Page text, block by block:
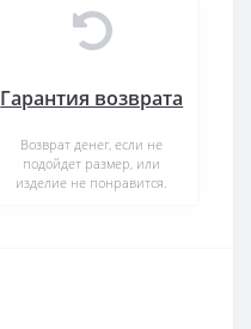
Гарантия возврата
Возврат денег, если не
подойдет размер, или
изделие не понравится.